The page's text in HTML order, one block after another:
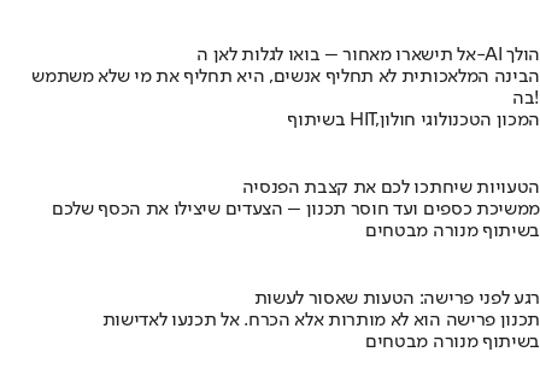
אל תישארו מאחור – בואו לגלות לאן ה-AI הולך
הבינה המלאכותית לא תחליף אנשים, היא תחליף את מי שלא משתמש
בה!
בשיתוף HIT,המכון הטכנולוגי חולון
הטעויות שיחתכו לכם את קצבת הפנסיה
ממשיכת כספים ועד חוסר תכנון – הצעדים שיצילו את הכסף שלכם
בשיתוף מנורה מבטחים
רגע לפני פרישה: הטעות שאסור לעשות
תכנון פרישה הוא לא מותרות אלא הכרח. אל תכנעו לאדישות
בשיתוף מנורה מבטחים